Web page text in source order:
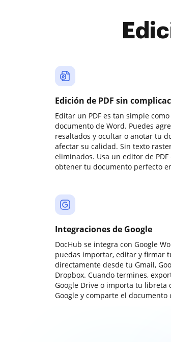
Edición de PDF sin
Editar un PDF es tan simple
documento de Word. Puedes
resaltados y ocultar o anotar tu
afectar su calidad. Sin texto
eliminados. Usa un editor de
obtener tu documento perfecto
Integraciones de Google
DocHub se integra con Google
puedas importar, editar y firmar
directamente desde tu Gmail,
Dropbox. Cuando termines,
Google Drive o importa tu libreta
Google y comparte el documento